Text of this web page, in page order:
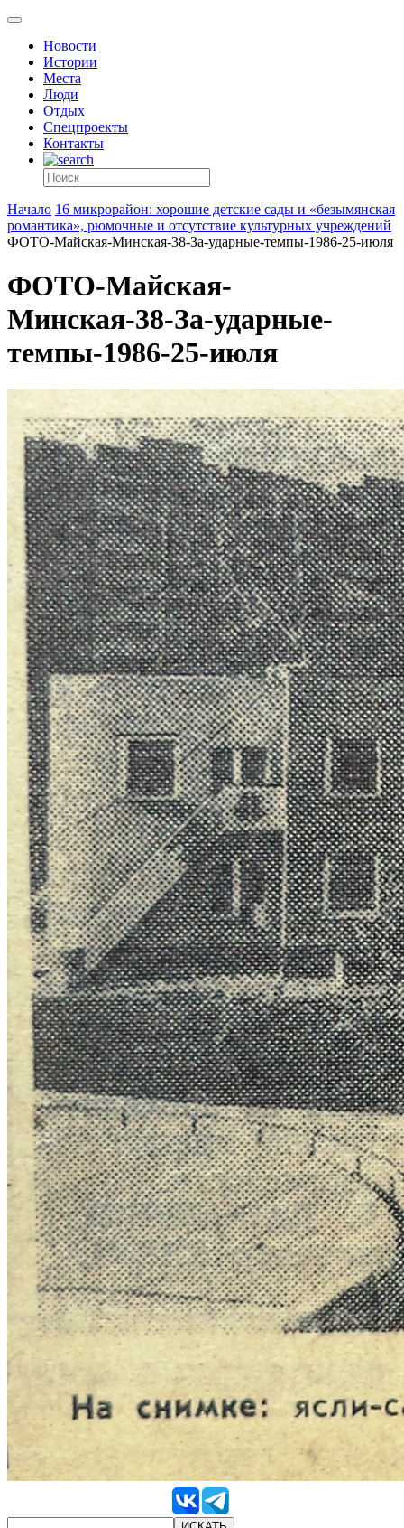
Новости
Истории
Места
Люди
Отдых
Спецпроекты
Контакты
Начало 16 микрорайон: хорошие детские сады и «безымянская
романтика», рюмочные и отсутствие культурных учреждений
ФОТО-Майская-Минская-38-За-ударные-темпы-1986-25-июля
ФОТО-Майская-
Минская-38-За-ударные-
темпы-1986-25-июля